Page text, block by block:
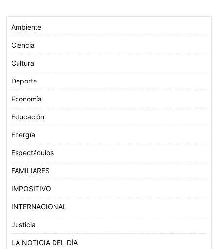
Ambiente
Ciencia
Cultura
Deporte
Economía
Educación
Energía
Espectáculos
FAMILIARES
IMPOSITIVO
INTERNACIONAL
Justicia
LA NOTICIA DEL DÍA